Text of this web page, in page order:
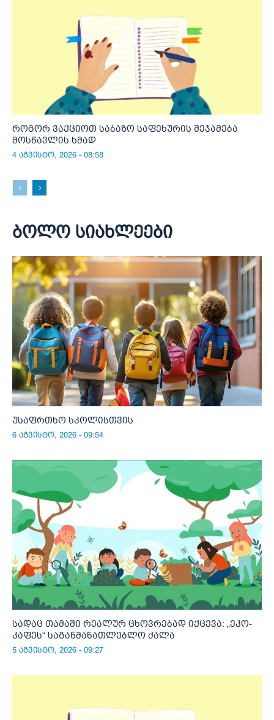
როგორ ვაქციოთ საბაზო საფეხურის შეჯამება
მოსწავლის ხმად
4 აგვისტო, 2026 - 08:58
ბოლო სიახლეები
უსაფრთხო სკოლისთვის
6 აგვისტო, 2026 - 09:54
სადაც თამაში რეალურ ცხოვრებად იქცევა: „ეკო-
კაფეს“ საგანმანათლებლო ძალა
5 აგვისტო, 2026 - 09:27